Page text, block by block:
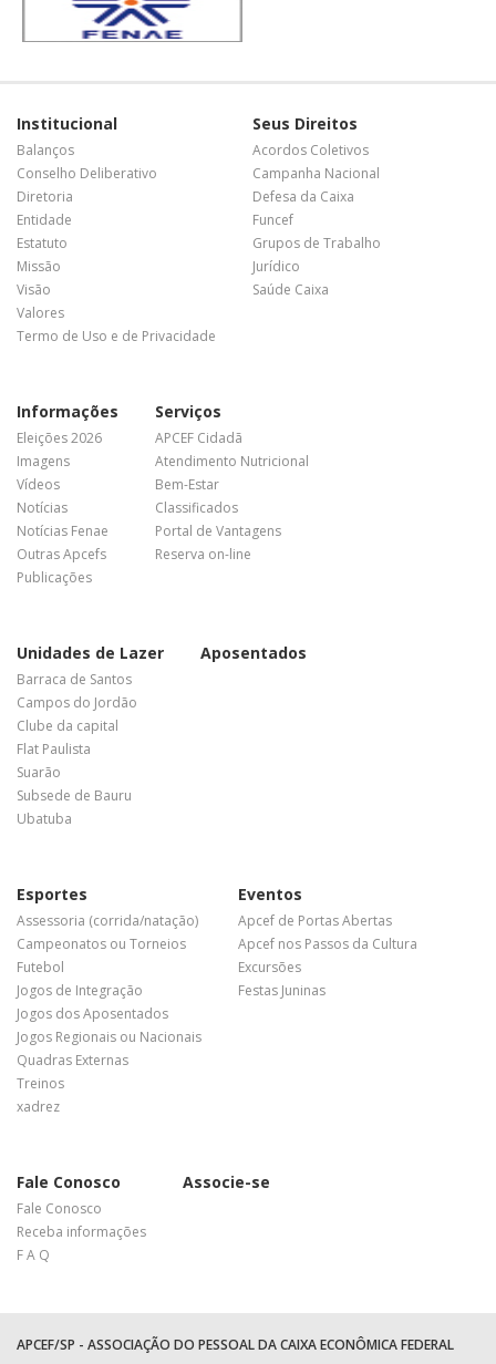
Institucional
Balanços
Conselho Deliberativo
Diretoria
Entidade
Estatuto
Missão
Visão
Valores
Termo de Uso e de Privacidade
Seus Direitos
Acordos Coletivos
Campanha Nacional
Defesa da Caixa
Funcef
Grupos de Trabalho
Jurídico
Saúde Caixa
Informações
Eleições 2026
Imagens
Vídeos
Notícias
Notícias Fenae
Outras Apcefs
Publicações
Serviços
APCEF Cidadã
Atendimento Nutricional
Bem-Estar
Classificados
Portal de Vantagens
Reserva on-line
Unidades de Lazer
Barraca de Santos
Campos do Jordão
Clube da capital
Flat Paulista
Suarão
Subsede de Bauru
Ubatuba
Aposentados
Esportes
Assessoria (corrida/natação)
Campeonatos ou Torneios
Futebol
Jogos de Integração
Jogos dos Aposentados
Jogos Regionais ou Nacionais
Quadras Externas
Treinos
xadrez
Eventos
Apcef de Portas Abertas
Apcef nos Passos da Cultura
Excursões
Festas Juninas
Fale Conosco
Fale Conosco
Receba informações
F A Q
Associe-se
APCEF/SP - ASSOCIAÇÃO DO PESSOAL DA CAIXA ECONÔMICA FEDERAL